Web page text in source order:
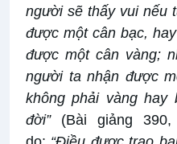
người sẽ thấy vui nếu
được một cân bạc,
được một cân vàng;
người ta nhận được
không phải vàng
đời”(Bài giảng